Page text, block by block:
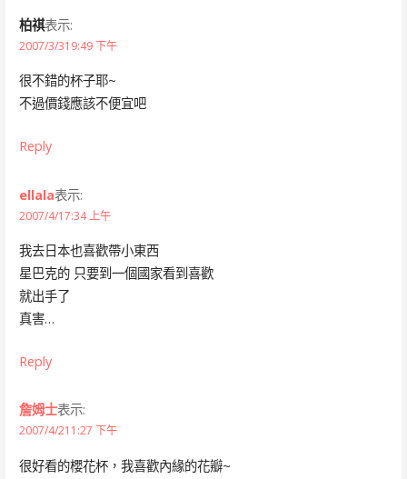
柏祺表示:
2007/3/319:49 下午
很不錯的杯子耶~
不過價錢應該不便宜吧
Reply
ellala表示:
2007/4/17:34 上午
我去日本也喜歡帶小東西
星巴克的 只要到一個國家看到喜歡
就出手了
真害…
Reply
詹姆士表示:
2007/4/211:27 下午
很好看的櫻花杯，我喜歡內緣的花瓣~